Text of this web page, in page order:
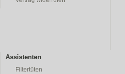
Assistenten
Filtertüten